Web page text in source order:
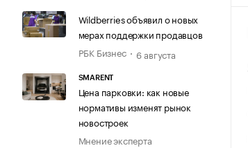
Wildberries объявил о новых
мерах поддержки продавцов
РБК Бизнес
6 августа
SMARENT
Цена парковки: как новые
нормативы изменят рынок
новостроек
Мнение эксперта